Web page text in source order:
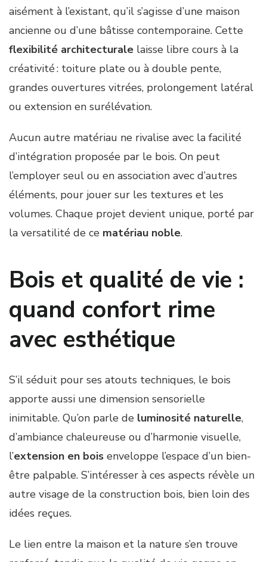
aisément à l’existant, qu’il s’agisse d’une maison
ancienne ou d’une bâtisse contemporaine. Cette
flexibilité architecturale laisse libre cours à la
créativité : toiture plate ou à double pente,
grandes ouvertures vitrées, prolongement latéral
ou extension en surélévation.
Aucun autre matériau ne rivalise avec la facilité
d’intégration proposée par le bois. On peut
l’employer seul ou en association avec d’autres
éléments, pour jouer sur les textures et les
volumes. Chaque projet devient unique, porté par
la versatilité de ce matériau noble.
Bois et qualité de vie :
quand confort rime
avec esthétique
S’il séduit pour ses atouts techniques, le bois
apporte aussi une dimension sensorielle
inimitable. Qu’on parle de luminosité naturelle,
d’ambiance chaleureuse ou d’harmonie visuelle,
l’extension en bois enveloppe l’espace d’un bien-
être palpable. S’intéresser à ces aspects révèle un
autre visage de la construction bois, bien loin des
idées reçues.
Le lien entre la maison et la nature s’en trouve